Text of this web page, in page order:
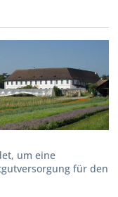
um eine
für den